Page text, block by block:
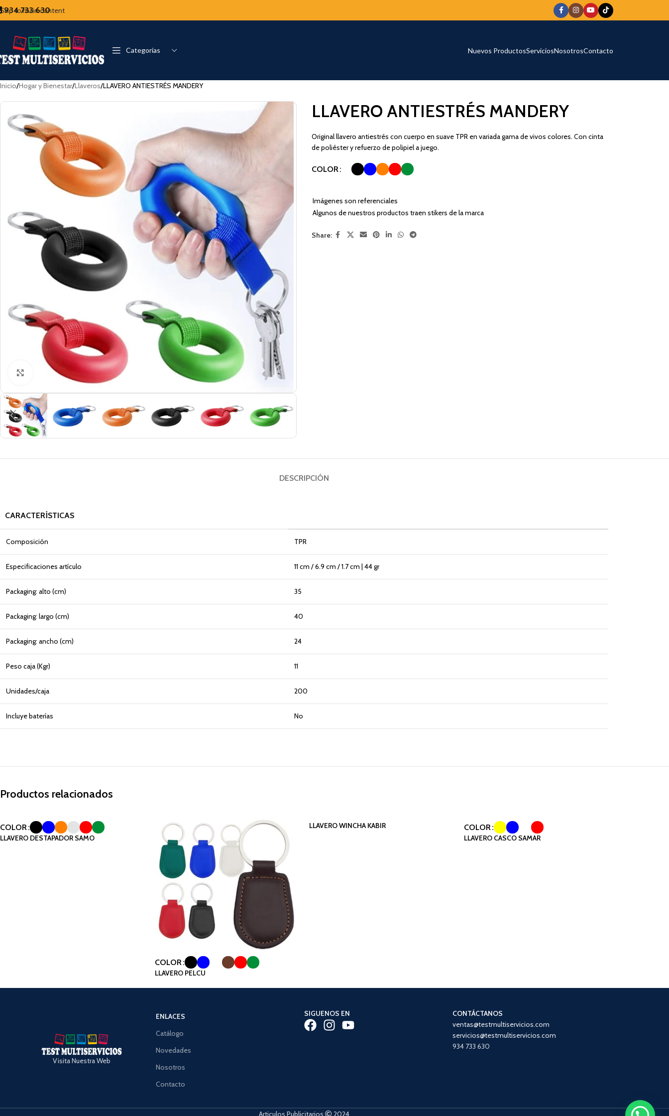
Skip to main content
934 733 630
Categorías Nuevos ProductosServiciosNosotrosContacto
Inicio Hogar y Bienestar Llaveros LLAVERO ANTIESTRÉS MANDERY
Click to enlarge
LLAVERO ANTIESTRÉS MANDERY
Original llavero antiestrés con cuerpo en suave TPR en variada gama de vivos colores. Con cinta
de poliéster y refuerzo de polipiel a juego.
COLOR
Imágenes son referenciales
Algunos de nuestros productos traen stikers de la marca
Share:
DESCRIPCIÓN
CARACTERÍSTICAS
Composición TPR
Especificaciones artículo 11 cm / 6.9 cm / 1.7 cm | 44 gr
Packaging: alto (cm) 35
Packaging: largo (cm) 40
Packaging: ancho (cm) 24
Peso caja (Kgr) 11
Unidades/caja 200
Incluye baterías No
Productos relacionados
COLOR
LLAVERO DESTAPADOR SAMO
COLOR
LLAVERO PELCU
LLAVERO WINCHA KABIR COLOR
LLAVERO CASCO SAMAR
Visita Nuestra Web
ENLACES
Catálogo
Novedades
Nosotros
Contacto
SIGUENOS EN
CONTÁCTANOS
ventas@testmultiservicios.com
servicios@testmultiservicios.com
934 733 630